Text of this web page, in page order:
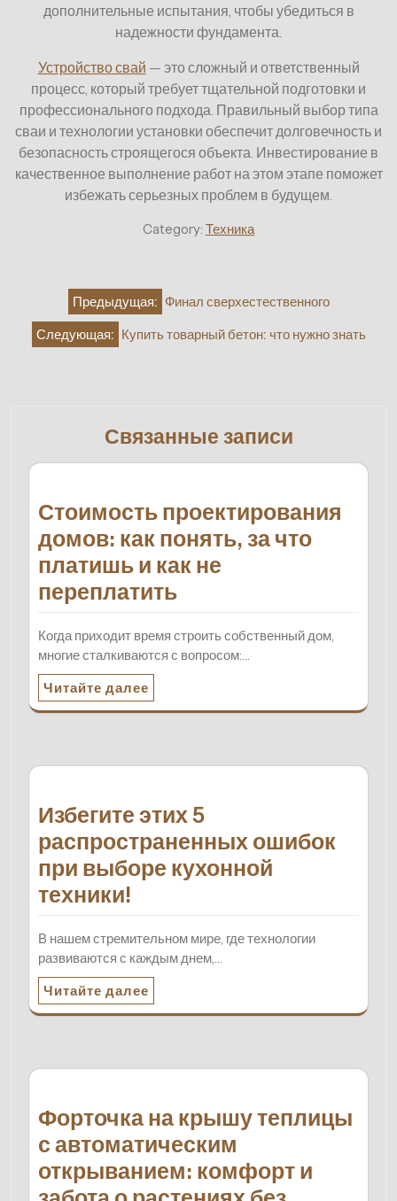
дополнительные испытания, чтобы убедиться в
надежности фундамента.
Устройство свай — это сложный и ответственный
процесс, который требует тщательной подготовки и
профессионального подхода. Правильный выбор типа
сваи и технологии установки обеспечит долговечность и
безопасность строящегося объекта. Инвестирование в
качественное выполнение работ на этом этапе поможет
избежать серьезных проблем в будущем.
Category: Техника
Навигация
по
записям
Предыдущая: Финал сверхестественного
Следующая: Купить товарный бетон: что нужно знать
Связанные записи
Стоимость проектирования
домов: как понять, за что
платишь и как не
переплатить
Когда приходит время строить собственный дом,
многие сталкиваются с вопросом:…
Читайте далее
Избегите этих 5
распространенных ошибок
при выборе кухонной
техники!
В нашем стремительном мире, где технологии
развиваются с каждым днем,…
Читайте далее
Форточка на крышу теплицы
с автоматическим
открыванием: комфорт и